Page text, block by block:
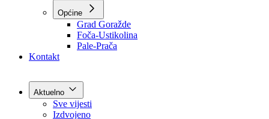
Turizam
Obrazovanje
Sport
Općine
Kontakt